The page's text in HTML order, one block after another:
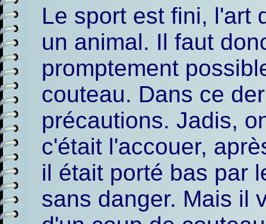
Le sport est fini, l'art
un animal. Il faut
promptement
couteau. Dans ce
précautions. Jadis,
c'était l'accouer,
il était porté bas par
sans danger. Mais il